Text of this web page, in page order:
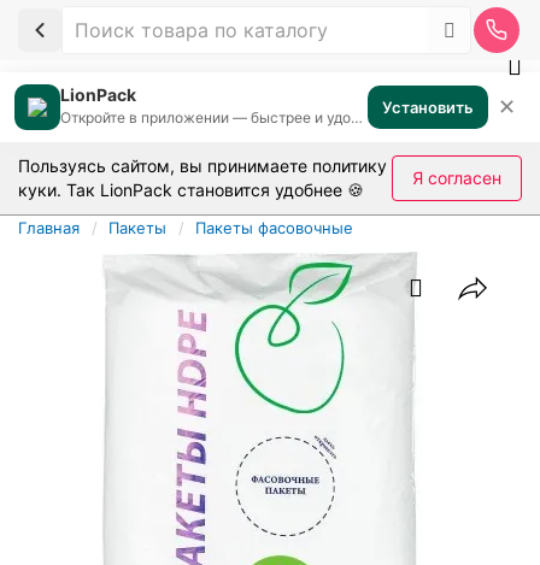
LionPack
Откройте в приложении — быстрее и удобнее Установить ✕
Пользуясь сайтом, вы принимаете политику
куки. Так LionPack становится удобнее 🍪
Я согласен
Главная Пакеты Пакеты фасовочные